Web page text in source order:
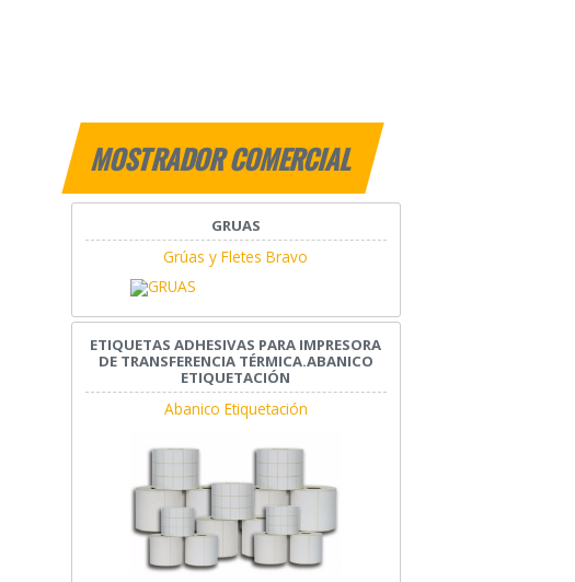
MOSTRADOR COMERCIAL
GRUAS
Grúas y Fletes Bravo
ETIQUETAS ADHESIVAS PARA IMPRESORA
DE TRANSFERENCIA TÉRMICA.ABANICO
ETIQUETACIÓN
Abanico Etiquetación